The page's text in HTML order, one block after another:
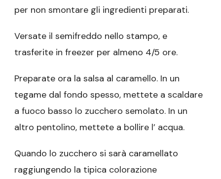
per non smontare gli ingredienti preparati.
Versate il semifreddo nello stampo, e
trasferite in freezer per almeno 4/5 ore.
Preparate ora la salsa al caramello. In un
tegame dal fondo spesso, mettete a scaldare
a fuoco basso lo zucchero semolato. In un
altro pentolino, mettete a bollire l’ acqua.
Quando lo zucchero si sarà caramellato
raggiungendo la tipica colorazione